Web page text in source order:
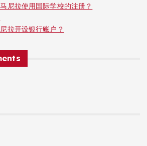
尼拉使用国际学校的注册？
拉开设银行账户？